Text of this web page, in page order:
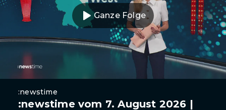
Ganze Folge
:newstime
:newstime vom 7. August 2026 |